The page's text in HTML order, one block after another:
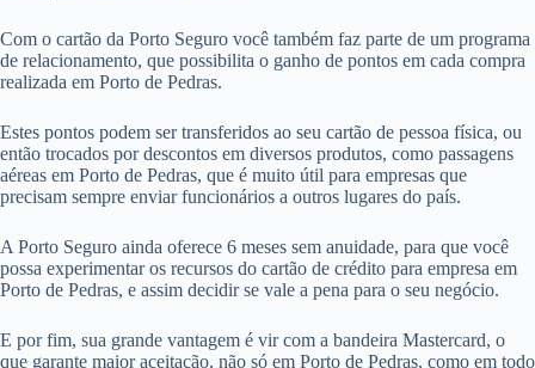
Com o cartão da Porto Seguro você também faz parte de um programa
de relacionamento, que possibilita o ganho de pontos em cada compra
realizada em Porto de Pedras.
Estes pontos podem ser transferidos ao seu cartão de pessoa física, ou
então trocados por descontos em diversos produtos, como passagens
aéreas em Porto de Pedras, que é muito útil para empresas que
precisam sempre enviar funcionários a outros lugares do país.
A Porto Seguro ainda oferece 6 meses sem anuidade, para que você
possa experimentar os recursos do cartão de crédito para empresa em
Porto de Pedras, e assim decidir se vale a pena para o seu negócio.
E por fim, sua grande vantagem é vir com a bandeira Mastercard, o
que garante maior aceitação, não só em Porto de Pedras, como em todo